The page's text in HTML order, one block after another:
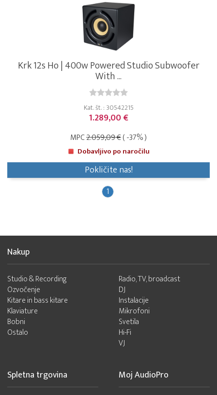
Krk 12s Ho | 400w Powered Studio Subwoofer
With ...
Kat. št. : 30542215
1.289,00 €
MPC2.059,09 €( -37% )
Dobavljivo po naročilu
Pokličite nas!
1
Nakup
Studio & Recording
Ozvočenje
Kitare in bass kitare
Klaviature
Bobni
Ostalo
Radio, TV, broadcast
DJ
Instalacije
Mikrofoni
Svetila
Hi-Fi
VJ
Spletna trgovina Moj AudioPro